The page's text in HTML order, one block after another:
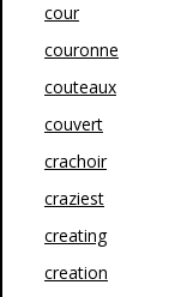
cour
couronne
couteaux
couvert
crachoir
craziest
creating
creation